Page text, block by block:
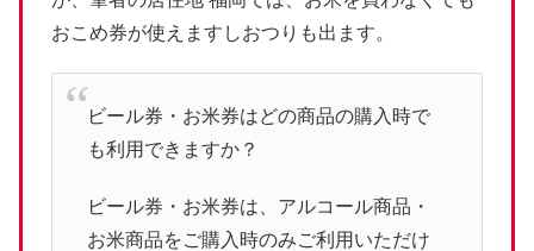
おこめ券が使えますしおつりも出ます。
ビール券・お米券はどの商品の購入時で
も利用できますか？
ビール券・お米券は、アルコール商品・
お米商品をご購入時のみご利用いただけ